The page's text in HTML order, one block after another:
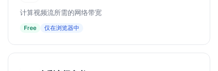
计算视频流所需的网络带宽
Free 仅在浏览器中